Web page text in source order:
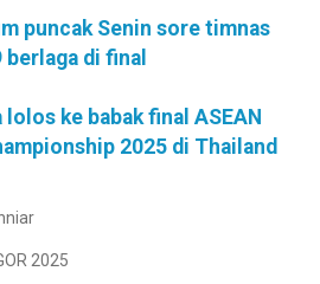
puncak Senin sore timnas
di final
lolos ke babak final ASEAN
2025 di Thailand
2025